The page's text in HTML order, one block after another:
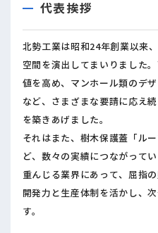
代表挨拶
北勢工業は昭和24年創業以来
空間を演出してまいりました
値を高め、マンホール類のデ
など、さまざまな要請に応え
を築きあげました。
それはまた、樹木保護蓋「ル
ど、数々の実績につながって
重んじる業界にあって、屈指
開発力と生産体制を活かし、
す。